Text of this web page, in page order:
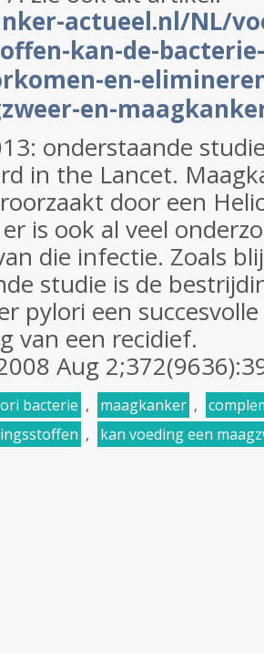
actueel.nl/NL/
kan-de-
en-
en-
onderstaande
in the Lancet.
door een
is ook al veel
die infectie. Zoals
studie is de
pylori een
van een recidief.
Aug
bacterie , maagkanker ,
, kan voeding een